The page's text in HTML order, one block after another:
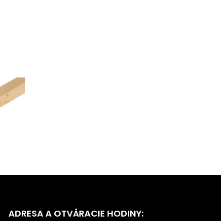
ADRESA A OTVÁRACIE HODINY: